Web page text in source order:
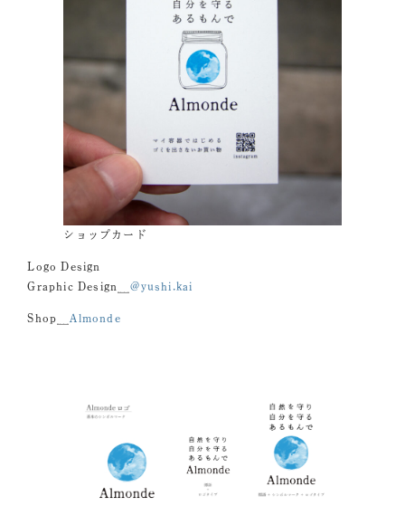
ショップカード
Logo Design
Graphic Design＿@yushi.kai
Shop＿ Almonde